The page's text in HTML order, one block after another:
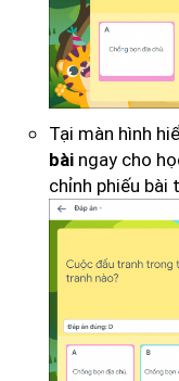
Tại màn hình
bài ngay cho
chỉnh phiếu bài